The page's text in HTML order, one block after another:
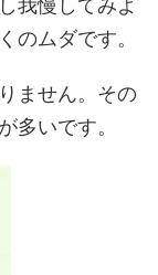
のムダです。
ません。その
多いです。